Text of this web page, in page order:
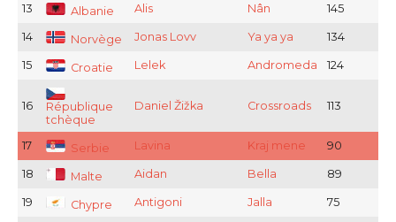
13 Albanie Alis Nân 145
14 Norvège Jonas Lovv Ya ya ya 134
15 Croatie Lelek Andromeda 124
16
République
tchèque
Daniel Žižka Crossroads 113
17 Serbie Lavina Kraj mene 90
18 Malte Aidan Bella 89
19 Chypre Antigoni Jalla 75